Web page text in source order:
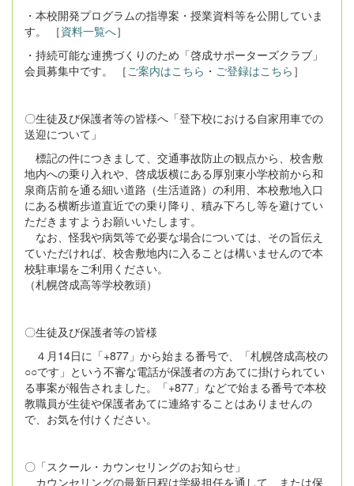
・本校開発プログラムの指導案・授業資料等を公開していま
す。 ［資料一覧へ］
・持続可能な連携づくりのため「啓成サポーターズクラブ」
会員募集中です。 ［ ご案内はこちら ・ ご登録はこちら ］
〇生徒及び保護者等の皆様へ「登下校における自家用車での
送迎について」
標記の件につきまして、交通事故防止の観点から、校舎敷
地内への乗り入れや、啓成坂横にある厚別東小学校前から和
泉商店前を通る細い道路（生活道路）の利用、本校敷地入口
にある横断歩道直近での乗り降り、積み下ろし等を避けてい
ただきますようお願いいたします。
なお、怪我や病気等で必要な場合については、その旨伝え
ていただければ、校舎敷地内に入ることは構いませんので本
校駐車場をご利用ください。
（札幌啓成高等学校教頭）
〇生徒及び保護者等の皆様
４月14日に「+877」から始まる番号で、「札幌啓成高校の
○○です」という不審な電話が保護者の方あてに掛けられてい
る事案が報告されました。「+877」などで始まる番号で本校
教職員が生徒や保護者あてに連絡することはありませんの
で、お気を付けください。
〇「スクール・カウンセリングのお知らせ」
カウンセリングの最新日程は学級担任を通して、または保